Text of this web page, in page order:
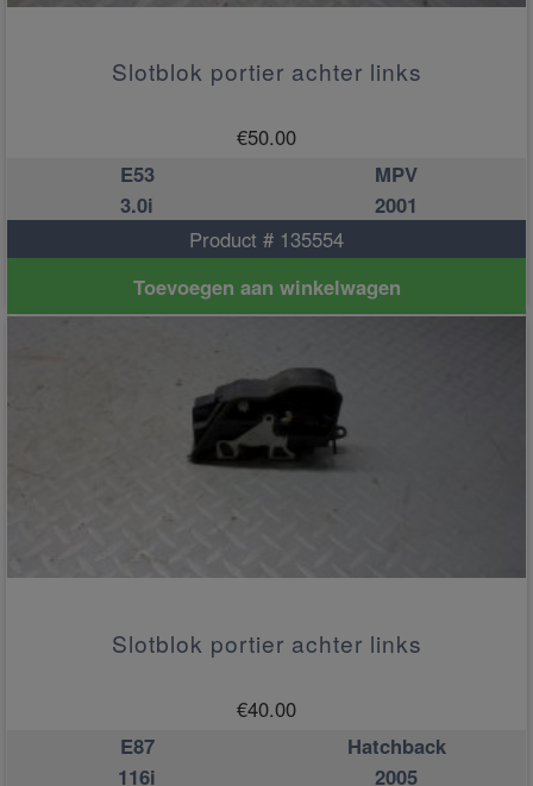
Slotblok portier achter links
€50.00
E53
MPV
3.0i
2001
Product # 135554
Toevoegen aan winkelwagen
Slotblok portier achter links
€40.00
E87
Hatchback
116i
2005